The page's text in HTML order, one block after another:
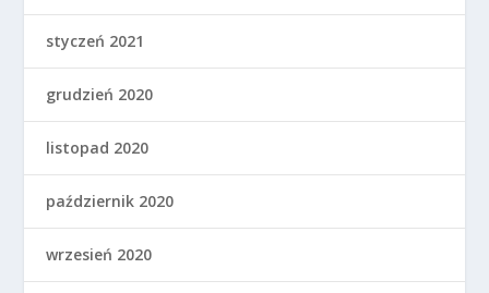
styczeń 2021
grudzień 2020
listopad 2020
październik 2020
wrzesień 2020